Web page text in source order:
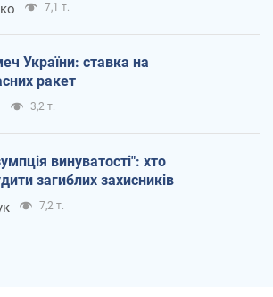
7,1 т.
України: ставка на
ракет
3,2 т.
винуватості": хто
загиблих захисників
7,2 т.